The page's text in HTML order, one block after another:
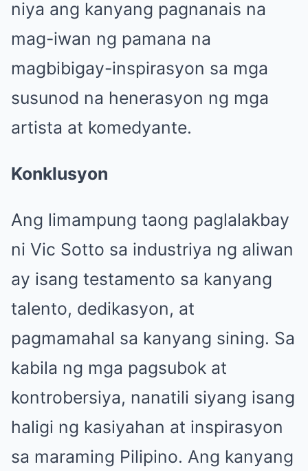
niya ang kanyang pagnanais na
mag-iwan ng pamana na
magbibigay-inspirasyon sa mga
susunod na henerasyon ng mga
artista at komedyante.
Konklusyon
Ang limampung taong paglalakbay
ni Vic Sotto sa industriya ng aliwan
ay isang testamento sa kanyang
talento, dedikasyon, at
pagmamahal sa kanyang sining. Sa
kabila ng mga pagsubok at
kontrobersiya, nanatili siyang isang
haligi ng kasiyahan at inspirasyon
sa maraming Pilipino. Ang kanyang